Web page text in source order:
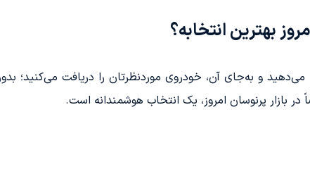
بهترین انتخابه؟
و به‌جای آن، خودروی موردنظرتان را دریافت می‌کنید؛
بازار پرنوسان امروز، یک انتخاب هوشمندانه است.